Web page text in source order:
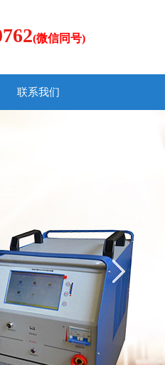
(微信同号)
联系我们